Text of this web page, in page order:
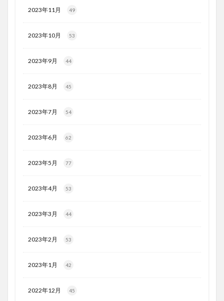
2023年11月 49
2023年10月 53
2023年9月 44
2023年8月 45
2023年7月 54
2023年6月 62
2023年5月 77
2023年4月 53
2023年3月 44
2023年2月 53
2023年1月 42
2022年12月 45